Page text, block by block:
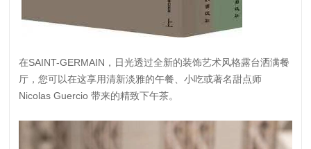
在SAINT-GERMAIN，日光透过全新的装饰艺术风格露台洒满餐
厅，您可以在这享用清新淡雅的午餐、小吃或著名甜点师
Nicolas Guercio 带来的精致下午茶。